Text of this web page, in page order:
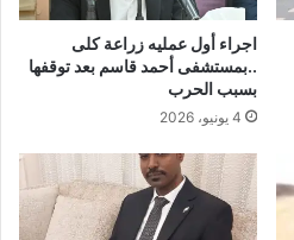
اجراء أول عمليه زراعة كلى
..بمستشفى أحمد قاسم بعد توقفها
بسبب الحرب
4 يونيو، 2026